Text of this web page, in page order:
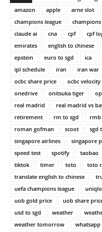
amazon
apple arne slot
champions league
champions
claude ai
cna cpf cpf
emirates
english to chinese
epstein
euro to sgd ica
ipl schedule
iran iran war
ocbc share price
ocbc velocity
onedrive
onitsuka tiger
real madrid
real madrid vs
retirement
rm to sgd rmb
roman gofman
scoot sgd
singapore airlines
singapore
speed test
spotify taobao
tiktok
timer toto toto
translate english to chinese
uefa champions league
uniqlo
uob gold price
uob share
usd to sgd
weather
weather tomorrow
whatsapp